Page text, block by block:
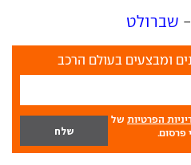
שברולט
ומבצעים בעולם הרכב
הפרטיות של